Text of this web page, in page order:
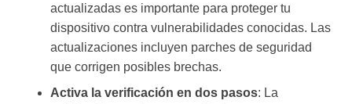
actualizadas es importante para proteger tu
dispositivo contra vulnerabilidades conocidas. Las
actualizaciones incluyen parches de seguridad
que corrigen posibles brechas.
Activa la verificación en dos pasos: La